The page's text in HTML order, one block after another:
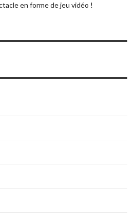
en forme de jeu vidéo !